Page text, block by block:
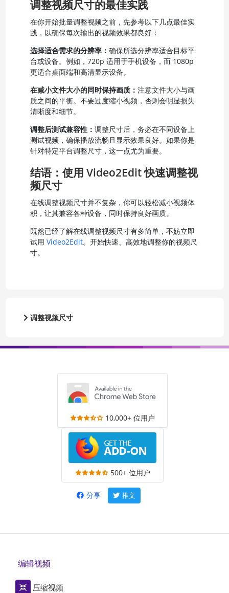
调整视频尺寸的最佳实践
在你开始批量调整视频之前，先参考以下几点最佳实
践，以确保每次输出的视频效果都良好：
选择适合需求的分辨率： 确保所选分辨率适合目标平
台或设备。例如，720p 适用于手机设备，而 1080p
更适合桌面端和高清显示设备。
在减小文件大小的同时保持画质： 注意文件大小与画
质之间的平衡。不要过度缩小视频，否则会明显损失
清晰度和细节。
调整后测试兼容性： 调整尺寸后，务必在不同设备上
测试视频，确保播放流畅且显示效果良好。如果你是
针对特定平台调整尺寸，这一点尤为重要。
结语：使用 Video2Edit 快速调整视
频尺寸
在线调整视频尺寸并不复杂，你可以轻松减小视频体
积，让其兼容各种设备，同时保持良好画质。
既然已经了解在线调整视频尺寸有多简单，不妨立即
试用 Video2Edit。开始快速、高效地调整你的视频尺
寸。
调整视频尺寸
10,000+ 位用户
500+ 位用户
分享 推文
编辑视频
压缩视频